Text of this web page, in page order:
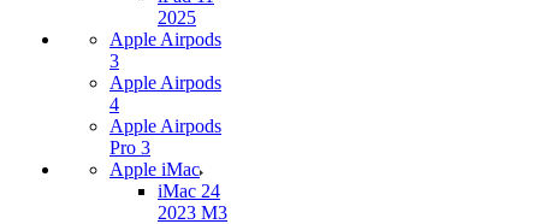
2025
Apple Airpods
3
Apple Airpods
4
Apple Airpods
Pro 3
Apple iMac
iMac 24
2023 M3